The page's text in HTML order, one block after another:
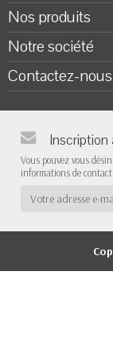
Nos produits
Notre société
Contactez-nous
Vous pouvez vous
informations de